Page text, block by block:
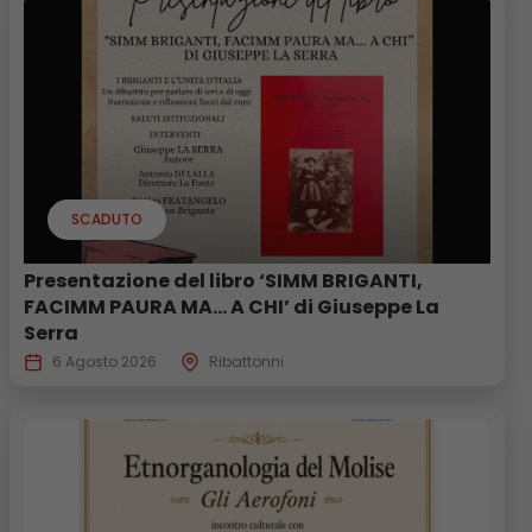
SCADUTO
Presentazione del libro ‘SIMM BRIGANTI,
FACIMM PAURA MA… A CHI’ di Giuseppe La
Serra
6 Agosto 2026 Ribattonni